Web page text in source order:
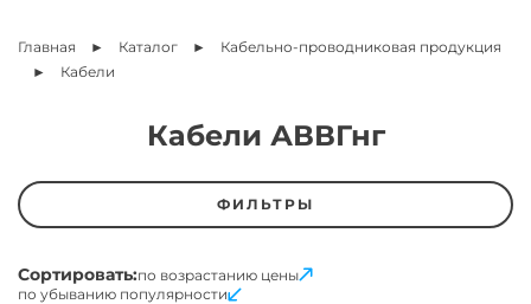
Главная Каталог
Кабельно-проводниковая продукция
Кабели
Кабели АВВГнг
ФИЛЬТРЫ
Сортировать:по возрастанию цены
по убыванию популярности